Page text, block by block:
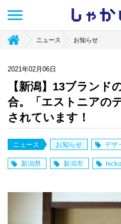
しゃか
ニュース お知らせ
2021年02月06日
【新潟】13ブランド
合。「エストニアの
されています！
ニュース お知らせ デザ
新潟県 新潟市